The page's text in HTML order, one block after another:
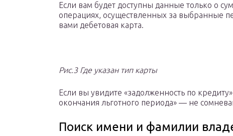
Если вам будет доступны данные только о
операциях, осуществленных за выбранные
вами дебетовая карта.
Рис.3 Где указан тип карты
Если вы увидите «задолженность по
окончания льготного периода» — не
Поиск имени и фамилии